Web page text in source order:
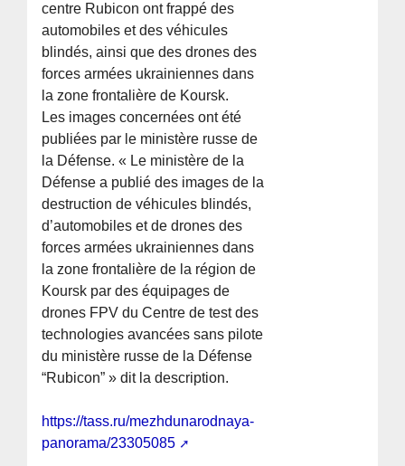
centre Rubicon ont frappé des
automobiles et des véhicules
blindés, ainsi que des drones des
forces armées ukrainiennes dans
la zone frontalière de Koursk.
Les images concernées ont été
publiées par le ministère russe de
la Défense. « Le ministère de la
Défense a publié des images de la
destruction de véhicules blindés,
d’automobiles et de drones des
forces armées ukrainiennes dans
la zone frontalière de la région de
Koursk par des équipages de
drones FPV du Centre de test des
technologies avancées sans pilote
du ministère russe de la Défense
“Rubicon” » dit la description.
https://tass.ru/mezhdunarodnaya-
panorama/23305085